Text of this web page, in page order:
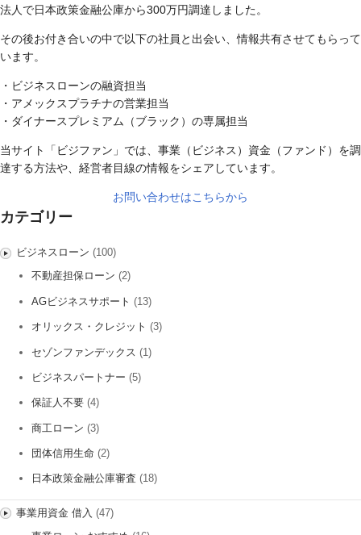
法人で日本政策金融公庫から300万円調達しました。
その後お付き合いの中で以下の社員と出会い、情報共有させてもらって
います。
・ビジネスローンの融資担当
・アメックスプラチナの営業担当
・ダイナースプレミアム（ブラック）の専属担当
当サイト「ビジファン」では、事業（ビジネス）資金（ファンド）を調
達する方法や、経営者目線の情報をシェアしています。
お問い合わせはこちらから
カテゴリー
ビジネスローン (100)
不動産担保ローン (2)
AGビジネスサポート (13)
オリックス・クレジット (3)
セゾンファンデックス (1)
ビジネスパートナー (5)
保証人不要 (4)
商工ローン (3)
団体信用生命 (2)
日本政策金融公庫審査 (18)
事業用資金 借入 (47)